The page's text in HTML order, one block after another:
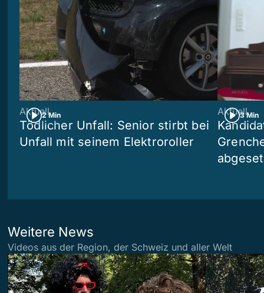
2 Min
Aktuell
Tödlicher Unfall: Senior stirbt bei
Unfall mit seinem Elektroroller
3 Min
Aktuell
Weitere News
Videos aus der Region, der Schweiz und aller Welt